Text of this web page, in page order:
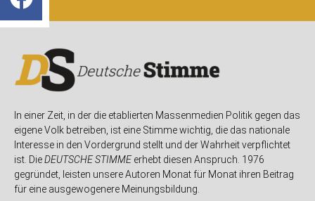
In einer Zeit, in der die etablierten Massenmedien Politik gegen das
eigene Volk betreiben, ist eine Stimme wichtig, die das nationale
Interesse in den Vordergrund stellt und der Wahrheit verpflichtet
ist. DieDEUTSCHE STIMMEerhebt diesen Anspruch. 1976
gegründet, leisten unsere Autoren Monat für Monat ihren Beitrag
für eine ausgewogenere Meinungsbildung.